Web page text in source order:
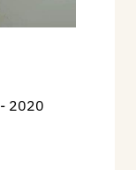
- 2020